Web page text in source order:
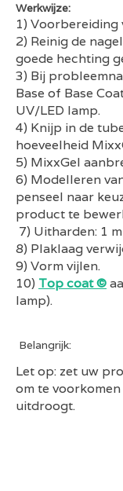
Werkwijze:
1) Voorbereiding
2) Reinig de
goede hechting
3) Bij
Base of Base
UV/LED lamp.
4) Knijp in de
hoeveelheid
5) MixxGel
6) Modelleren
penseel naar
product te
7) Uitharden: 1
8) Plaklaag
9) Vorm vijlen.
10) Top coat ©
lamp).
Belangrijk:
Let op: zet uw
om te
uitdroogt.